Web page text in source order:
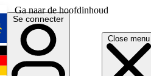
Ga naar de hoofdinhoud
Close menu
English
Deutsch
Se connecter